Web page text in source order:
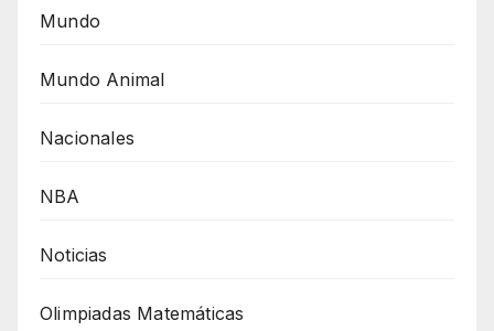
Mundo
Mundo Animal
Nacionales
NBA
Noticias
Olimpiadas Matemáticas